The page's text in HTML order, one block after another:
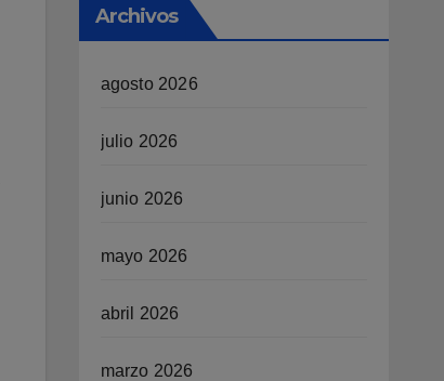
Archivos
agosto 2026
julio 2026
junio 2026
mayo 2026
abril 2026
marzo 2026